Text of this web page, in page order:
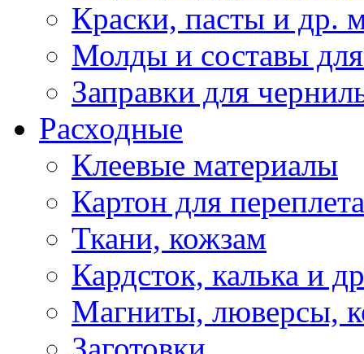
Краски, пасты и др.
Молды и составы
Заправки для
Расходные
Клеевые материалы
Картон для переплета
Ткани, кожзам
Кардсток, калька и
Магниты, люверсы,